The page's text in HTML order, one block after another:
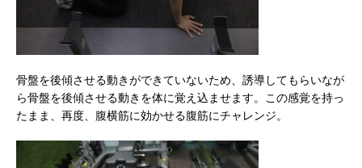
骨盤を後傾させる動きができていないため、誘導してもらいなが
ら骨盤を後傾させる動きを体に覚え込ませます。この感覚を持っ
たまま、再度、腹横筋に効かせる腹筋にチャレンジ。